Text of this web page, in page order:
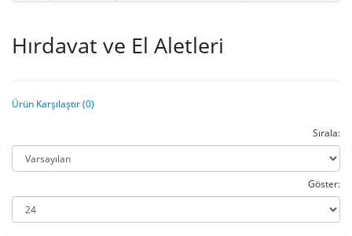
Hırdavat ve El Aletleri
Ürün Karşılaştır (0)
Sırala:
Göster: